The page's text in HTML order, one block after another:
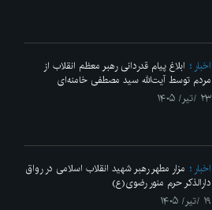
اخبار
ابلاغ پیام قدردانی رهبر معظم انقلاب از
مردم توسط آیت‌الله سید مصطفی خامنه‌ای
۲۳ /تیر/ ۱۴۰۵
اخبار
مزار مطهر رهبر شهید انقلاب اسلامی در رواق
دارالذکر حرم منور رضوی(ع)
۱۹ /تیر/ ۱۴۰۵